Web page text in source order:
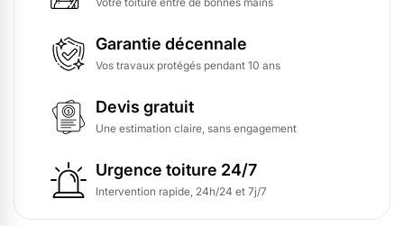
Garantie décennale
Vos travaux protégés pendant 10 ans
Devis gratuit
Une estimation claire, sans engagement
Urgence toiture 24/7
Intervention rapide, 24h/24 et 7j/7